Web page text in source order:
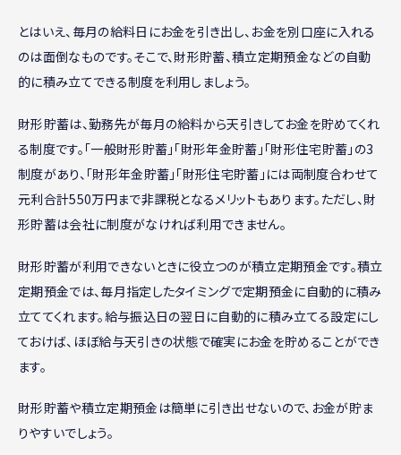
とはいえ、毎月の給料日にお金を引き出し、お金を別口座に入れる
のは面倒なものです。そこで、財形貯蓄、積立定期預金などの自動
的に積み立てできる制度を利用しましょう。
財形貯蓄は、勤務先が毎月の給料から天引きしてお金を貯めてくれ
る制度です。「一般財形貯蓄」「財形年金貯蓄」「財形住宅貯蓄」の3
制度があり、「財形年金貯蓄」「財形住宅貯蓄」には両制度合わせて
元利合計550万円まで非課税となるメリットもあります。ただし、財
形貯蓄は会社に制度がなければ利用できません。
財形貯蓄が利用できないときに役立つのが積立定期預金です。積立
定期預金では、毎月指定したタイミングで定期預金に自動的に積み
立ててくれます。給与振込日の翌日に自動的に積み立てる設定にし
ておけば、ほぼ給与天引きの状態で確実にお金を貯めることができ
ます。
財形貯蓄や積立定期預金は簡単に引き出せないので、お金が貯ま
りやすいでしょう。